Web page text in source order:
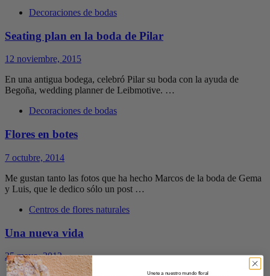
Decoraciones de bodas
Seating plan en la boda de Pilar
12 noviembre, 2015
En una antigua bodega, celebró Pilar su boda con la ayuda de
Begoña, wedding planner de Leibmotive. …
Decoraciones de bodas
Flores en botes
7 octubre, 2014
Me gustan tanto las fotos que ha hecho Marcos de la boda de Gema
y Luis, que le dedico sólo un post …
Centros de flores naturales
Una nueva vida
25 mayo, 2012
Unete a nuestro mundo floral